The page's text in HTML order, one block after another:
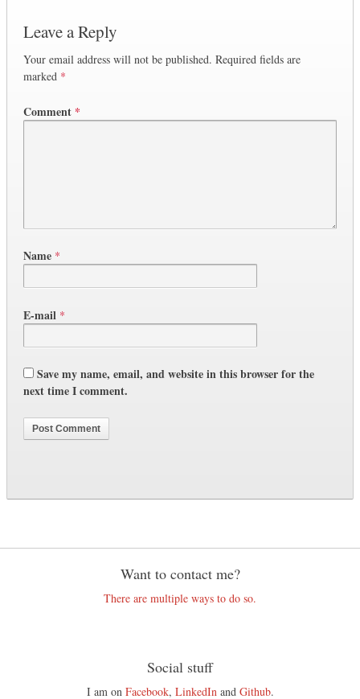
Leave a Reply
Your email address will not be published. Required fields are
marked *
Comment *
Name *
E-mail *
Save my name, email, and website in this browser for the
next time I comment.
Want to contact me?
There are multiple ways to do so.
Social stuff
I am on Facebook, LinkedIn and Github.